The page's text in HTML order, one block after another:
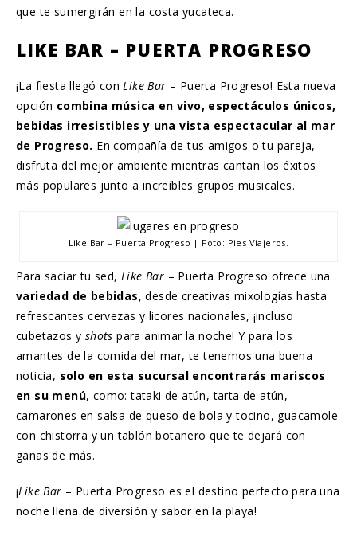
que te sumergirán en la costa yucateca.
LIKE BAR – PUERTA PROGRESO
¡La fiesta llegó conLike Bar – Puerta Progreso! Esta nueva
opción combina música en vivo, espectáculos únicos,
bebidas irresistibles y una vista espectacular al mar
de Progreso. En compañía de tus amigos o tu pareja,
disfruta del mejor ambiente mientras cantan los éxitos
más populares junto a increíbles grupos musicales.
Like Bar – Puerta Progreso | Foto: Pies Viajeros.
Para saciar tu sed, Like Bar – Puerta Progreso ofrece una
variedad de bebidas, desde creativas mixologías hasta
refrescantes cervezas y licores nacionales, ¡incluso
cubetazos y shotspara animar la noche! Y para los
amantes de la comida del mar, te tenemos una buena
noticia, solo en esta sucursal encontrarás mariscos
en su menú, como: tataki de atún, tarta de atún,
camarones en salsa de queso de bola y tocino, guacamole
con chistorra y un tablón botanero que te dejará con
ganas de más.
¡Like Bar – Puerta Progreso es el destino perfecto para una
noche llena de diversión y sabor en la playa!